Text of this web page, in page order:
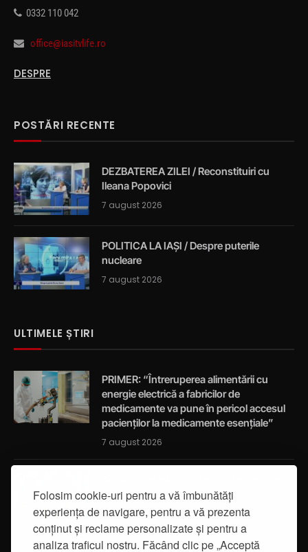
Folosim cookie-uri pentru a vă îmbunătăți
experiența de navigare, pentru a vă prezenta
conținut și reclame personalizate și pentru a
analiza traficul nostru. Făcând clic pe „Acceptă
0332 110 042
office@iasitvlife.ro
DESPRE
POSTĂRI RECENTE
DEZBATEREA ZILEI / Reconstituiri cu
Ileana Popovici
7 august 2026
POLITICA LA IAȘI / Despre puterile
nucleare
7 august 2026
ULTIMELE ȘTIRI
PRIMER: “Întreruperea alimentării cu
energie electrică a fabricilor de
medicamente va pune în pericol accesul
pacienților la medicamente esențiale”
7 august 2026
integrității
7 august 2026